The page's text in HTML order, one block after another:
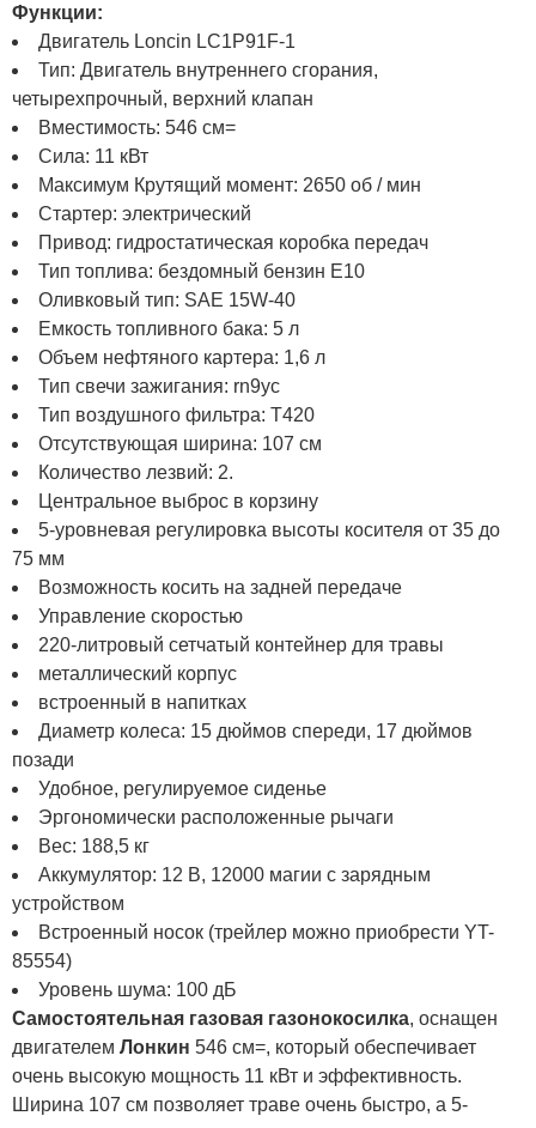
Функции:
Двигатель Loncin LC1P91F-1
Тип: Двигатель внутреннего сгорания,
четырехпрочный, верхний клапан
Вместимость: 546 см=
Сила: 11 кВт
Максимум Крутящий момент: 2650 об / мин
Стартер: электрический
Привод: гидростатическая коробка передач
Тип топлива: бездомный бензин E10
Оливковый тип: SAE 15W-40
Емкость топливного бака: 5 л
Объем нефтяного картера: 1,6 л
Тип свечи зажигания: rn9yc
Тип воздушного фильтра: T420
Отсутствующая ширина: 107 см
Количество лезвий: 2.
Центральное выброс в корзину
5-уровневая регулировка высоты косителя от 35 до
75 мм
Возможность косить на задней передаче
Управление скоростью
220-литровый сетчатый контейнер для травы
металлический корпус
встроенный в напитках
Диаметр колеса: 15 дюймов спереди, 17 дюймов
позади
Удобное, регулируемое сиденье
Эргономически расположенные рычаги
Вес: 188,5 кг
Аккумулятор: 12 В, 12000 магии с зарядным
устройством
Встроенный носок (трейлер можно приобрести YT-
85554)
Уровень шума: 100 дБ
Самостоятельная газовая газонокосилка, оснащен
двигателем Лонкин 546 см=, который обеспечивает
очень высокую мощность 11 кВт и эффективность.
Ширина 107 см позволяет траве очень быстро, а 5-